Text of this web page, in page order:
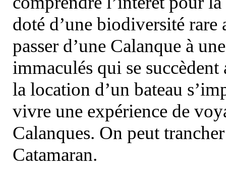
doté d’une biodiversité
passer d’une Calanque à
immaculés qui se
la location d’un bateau
vivre une expérience de
Calanques. On peut
Catamaran.